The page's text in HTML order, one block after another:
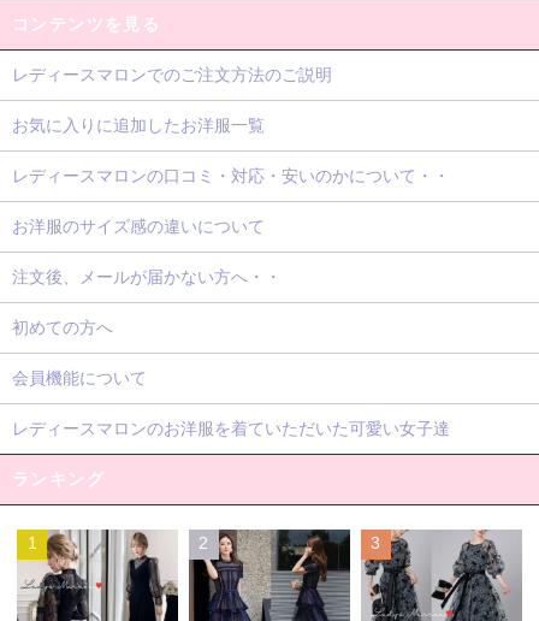
コンテンツを見る
レディースマロンでのご注文方法のご説明
お気に入りに追加したお洋服一覧
レディースマロンの口コミ・対応・安いのかについて・・
お洋服のサイズ感の違いについて
注文後、メールが届かない方へ・・
初めての方へ
会員機能について
レディースマロンのお洋服を着ていただいた可愛い女子達
ランキング
1 2 3